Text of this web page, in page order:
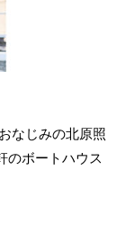
なじみの北原照
のボートハウス